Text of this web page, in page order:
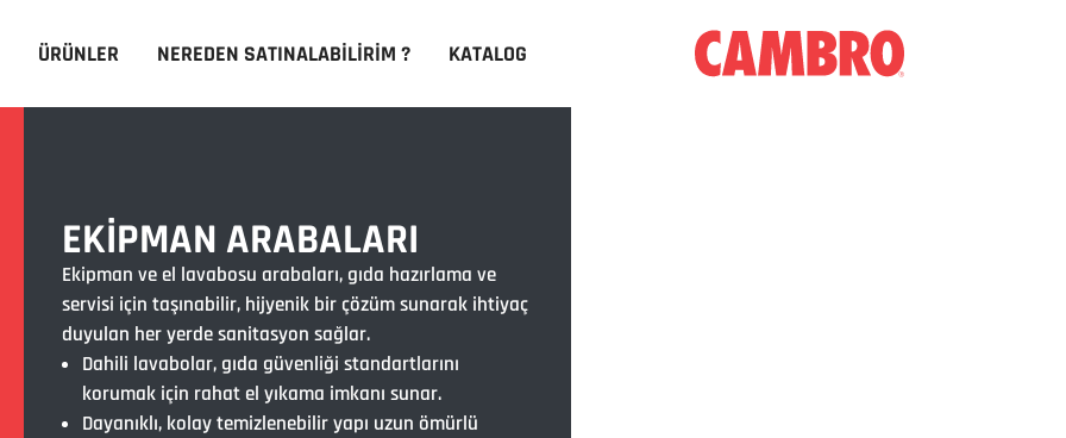
ÜRÜNLER NEREDEN SATINALABILIRIM ? KATALOG
EKIPMAN ARABALARI
Ekipman ve el lavabosu arabaları, gıda hazırlama ve
servisi için taşınabilir, hijyenik bir çözüm sunarak ihtiyaç
duyulan her yerde sanitasyon sağlar.
Dahili lavabolar, gıda güvenliği standartlarını
korumak için rahat el yıkama imkanı sunar.
Dayanıklı, kolay temizlenebilir yapı uzun ömürlü